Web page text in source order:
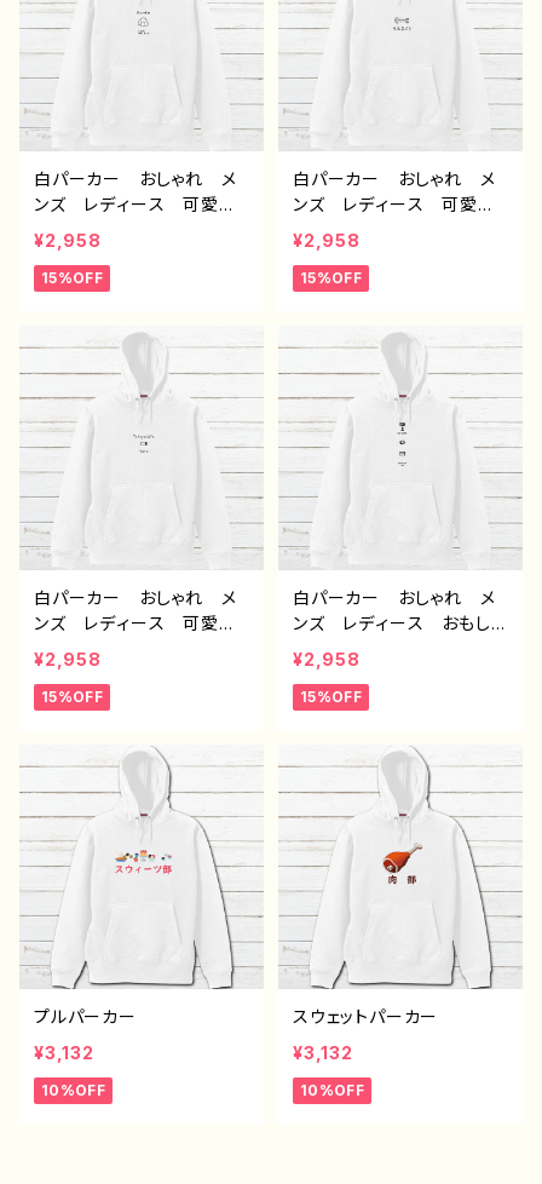
白パーカー おしゃれ メ
ンズ レディース 可愛
い ゆるかわ おもしろパ
ーカー おすすめ 個性
的 面白い ユニーク 人
師 クリエイター オリジ
ナル デザイン グッズ
片面印刷 タイトル：デザイ
ンパーカー №656 J1-9
¥2,958
15%OFF
白パーカー おしゃれ メ
ンズ レディース 可愛
い ゆるかわ おもしろパ
ーカー おすすめ 個性
的 面白い ユニーク 人
師 クリエイター オリジ
ナル デザイン グッズ
片面印刷 タイトル：デザイ
ンパーカー №655 J1-9
¥2,958
15%OFF
白パーカー おしゃれ メ
ンズ レディース 可愛
い ゆるかわ おもしろパ
ーカー おすすめ 個性
的 面白い ユニーク 人
師 クリエイター オリジ
ナル デザイン グッズ
片面印刷 タイトル：デザイ
ンパーカー №654 J1-9
¥2,958
15%OFF
白パーカー おしゃれ メ
ンズ レディース おもしろ
パーカー おすすめ 個性
的 面白い ユニーク 人
気 イラストレーター 絵
ナル デザイン グッズ
片面印刷 ノンブランド タ
イトル：デザインパーカー
№653 J1-9
¥2,958
15%OFF
プルパーカー
¥3,132
10%OFF
スウェットパーカー
¥3,132
10%OFF